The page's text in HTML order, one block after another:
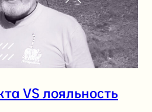
VS лояльность